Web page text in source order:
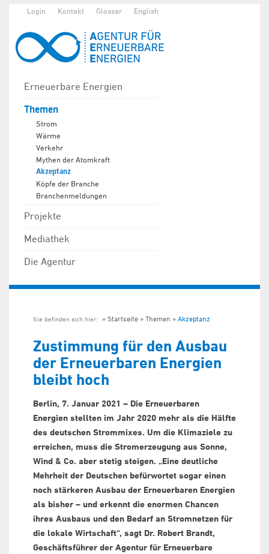
Login Kontakt Glossar English
Erneuerbare Energien
Themen
Strom
Wärme
Verkehr
Mythen der Atomkraft
Akzeptanz
Köpfe der Branche
Branchenmeldungen
Projekte
Mediathek
Die Agentur
Sie befinden sich hier: Startseite Themen Akzeptanz
Zustimmung für den Ausbau
der Erneuerbaren Energien
bleibt hoch
Berlin, 7. Januar 2021 – Die Erneuerbaren
Energien stellten im Jahr 2020 mehr als die Hälfte
des deutschen Strommixes. Um die Klimaziele zu
erreichen, muss die Stromerzeugung aus Sonne,
Wind & Co. aber stetig steigen. „Eine deutliche
Mehrheit der Deutschen befürwortet sogar einen
noch stärkeren Ausbau der Erneuerbaren Energien
als bisher – und erkennt die enormen Chancen
ihres Ausbaus und den Bedarf an Stromnetzen für
die lokale Wirtschaft“, sagt Dr. Robert Brandt,
Geschäftsführer der Agentur für Erneuerbare